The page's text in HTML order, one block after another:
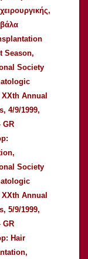
Season,
Society
Annual
4/9/1999,
GR
Society
Annual
5/9/1999,
GR
Hair